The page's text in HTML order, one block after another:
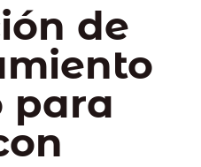
de
para